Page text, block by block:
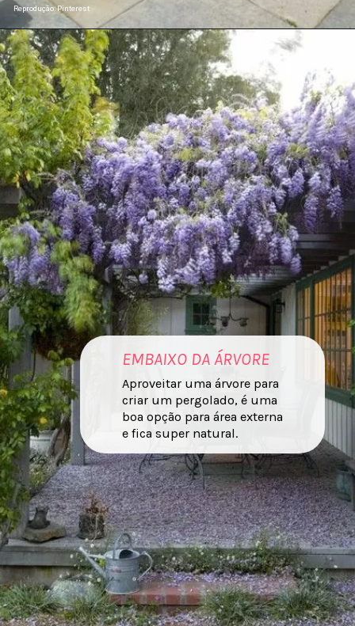
Reprodução: Pinterest
EMBAIXO DA ÁRVORE
Aproveitar uma árvore para
criar um pergolado, é uma
boa opção para área externa
e fica super natural.